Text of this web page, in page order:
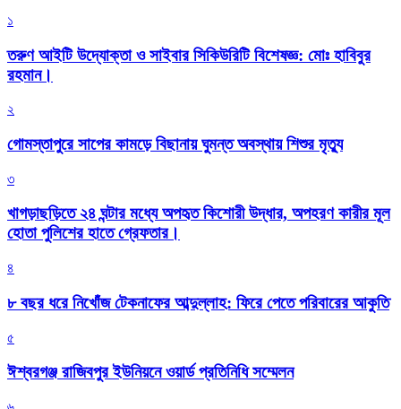
১
তরুণ আইটি উদ্যোক্তা ও সাইবার সিকিউরিটি বিশেষজ্ঞ: মোঃ হাবিবুর
রহমান।
২
গোমস্তাপুরে সাপের কামড়ে বিছানায় ঘুমন্ত অবস্থায় শিশুর মৃত্যু
৩
খাগড়াছড়িতে ২৪ ঘন্টার মধ্যে অপহৃত কিশোরী উদ্ধার, অপহরণ কারীর মূল
হোতা পুলিশের হাতে গ্রেফতার।
৪
৮ বছর ধরে নিখোঁজ টেকনাফের আব্দুল্লাহ: ফিরে পেতে পরিবারের আকুতি
৫
ঈশ্বরগঞ্জ রাজিবপুর ইউনিয়নে ওয়ার্ড প্রতিনিধি সম্মেলন